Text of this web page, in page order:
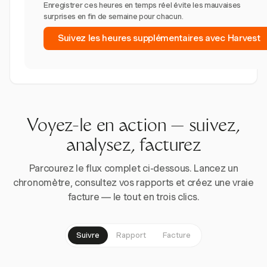
Enregistrer ces heures en temps réel évite les mauvaises
surprises en fin de semaine pour chacun.
Suivez les heures supplémentaires avec Harvest
Voyez-le en action — suivez,
analysez, facturez
Parcourez le flux complet ci-dessous. Lancez un
chronomètre, consultez vos rapports et créez une vraie
facture — le tout en trois clics.
Suivre Rapport Facture